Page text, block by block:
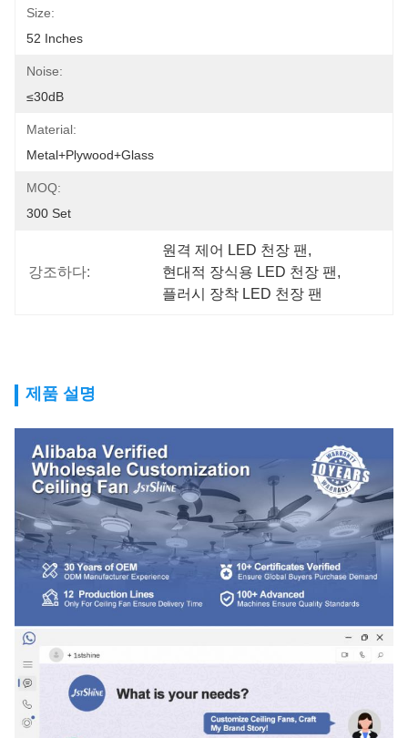
Size:
52 Inches
Noise:
≤30dB
Material:
Metal+Plywood+Glass
MOQ:
300 Set
강조하다:
원격 제어 LED 천장 팬 ,
현대적 장식용 LED 천장 팬 ,
플러시 장착 LED 천장 팬
제품 설명